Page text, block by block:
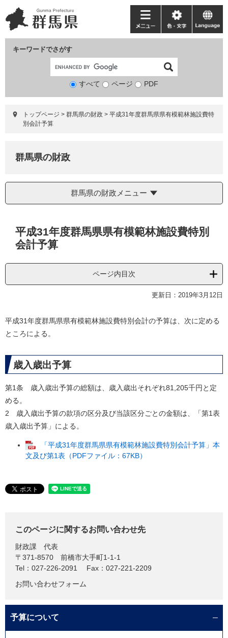
ー
ジ
ニ
ュ
て
キーワードでさがす
検
象
すべて ページ PDF
メ
ニ
ー
色・
文
language
トップページ > 群馬県の財政 > 平成31年度群馬県県有模範林施設費特
別会計予算
群馬県の財政
群馬県の財政メニュー
平成31年度群馬県県有模範林施設費特別
会計予算
ページ内目次
更新日：2019年3月12日
平成31年度群馬県県有模範林施設費特別会計の予算は、次に定める
ところによる。
歳入歳出予算
第1条 歳入歳出予算の総額は、歳入歳出それぞれ81,205千円と定
める。
2 歳入歳出予算の款項の区分及び当該区分ごとの金額は、「第1表
歳入歳出予算」による。
「平成31年度群馬県県有模範林施設費特別会計予算」本
文及び第1表（PDFファイル：67KB）
このページに関するお問い合わせ先
財政課
代表
〒371-8570
前橋市大手町1-1-1
Tel：027-226-2091
Fax：027-221-2209
お問い合わせフォーム
予算について